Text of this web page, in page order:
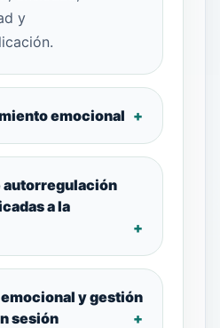
y
emocional
autorregulación
a la
y gestión
sesión